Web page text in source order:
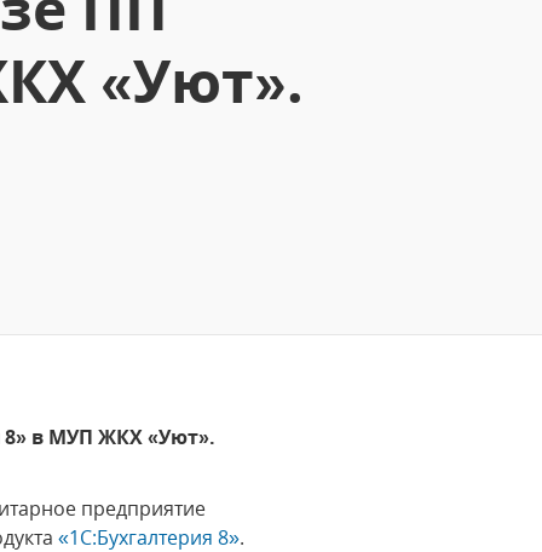
«Уют».
8» в МУП ЖКХ «Уют».
предприятие
«1С:Бухгалтерия 8».